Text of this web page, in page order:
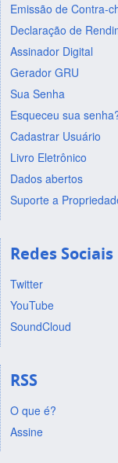
Emissão de Contra-
Declaração de
Assinador Digital
Gerador GRU
Sua Senha
Esqueceu sua
Cadastrar Usuário
Livro Eletrônico
Dados abertos
Suporte a
Redes Sociais
Twitter
YouTube
SoundCloud
RSS
O que é?
Assine